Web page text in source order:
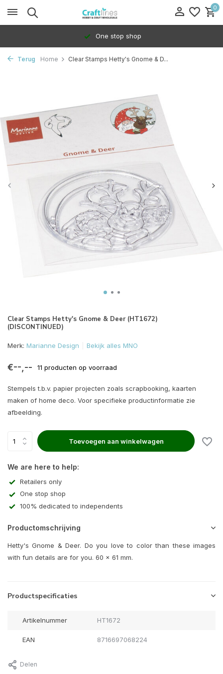
0
One stop shop
Terug Home Clear Stamps Hetty's Gnome & D...
Clear Stamps Hetty's Gnome & Deer (HT1672)
(DISCONTINUED)
Merk: Marianne Design Bekijk alles MNO
€--,-- 11 producten op voorraad
Stempels t.b.v. papier projecten zoals scrapbooking, kaarten
maken of home deco. Voor specifieke productinformatie zie
afbeelding.
Toevoegen aan winkelwagen
We are here to help:
Retailers only
One stop shop
100% dedicated to independents
Productomschrijving
Hetty's Gnome & Deer. Do you love to color than these images
with fun details are for you. 60 x 61 mm.
Productspecificaties
Artikelnummer HT1672
EAN 8716697068224
Delen